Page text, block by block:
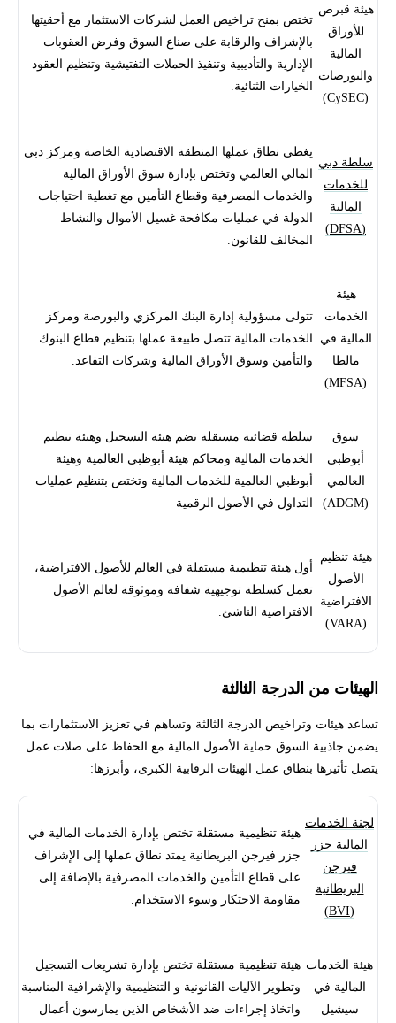
هيئة قبرص
للأوراق
المالية
والبورصات
(CySEC)
تختص بمنح تراخيص العمل لشركات الاستثمار مع أحقيتها
بالإشراف والرقابة على صناع السوق وفرض العقوبات
الإدارية والتأديبية وتنفيذ الحملات التفتيشية وتنظيم العقود
الخيارات الثنائية.
سلطة دبي
للخدمات
المالية
(DFSA)
يغطي نطاق عملها المنطقة الاقتصادية الخاصة ومركز دبي
المالي العالمي وتختص بإدارة سوق الأوراق المالية
والخدمات المصرفية وقطاع التأمين مع تغطية احتياجات
الدولة في عمليات مكافحة غسيل الأموال والنشاط
المخالف للقانون.
هيئة
الخدمات
المالية في
مالطا
(MFSA)
تتولى مسؤولية إدارة البنك المركزي والبورصة ومركز
الخدمات المالية تتصل طبيعة عملها بتنظيم قطاع البنوك
والتأمين وسوق الأوراق المالية وشركات التقاعد.
سوق
أبوظبي
العالمي
(ADGM)
سلطة قضائية مستقلة تضم هيئة التسجيل وهيئة تنظيم
الخدمات المالية ومحاكم هيئة أبوظبي العالمية وهيئة
أبوظبي العالمية للخدمات المالية وتختص بتنظيم عمليات
التداول في الأصول الرقمية
هيئة تنظيم
الأصول
الافتراضية
(VARA)
أول هيئة تنظيمية مستقلة في العالم للأصول الافتراضية،
تعمل كسلطة توجيهية شفافة وموثوقة لعالم الأصول
الافتراضية الناشئ.
الهيئات من الدرجة الثالثة
تساعد هيئات وتراخيص الدرجة الثالثة وتساهم في تعزيز الاستثمارات بما
يضمن جاذبية السوق حماية الأصول المالية مع الحفاظ على صلات عمل
يتصل تأثيرها بنطاق عمل الهيئات الرقابية الكبرى، وأبرزها:
لجنة الخدمات
المالية جزر
فيرجن
البريطانية
(BVI)
هيئة تنظيمية مستقلة تختص بإدارة الخدمات المالية في
جزر فيرجن البريطانية يمتد نطاق عملها إلى الإشراف
على قطاع التأمين والخدمات المصرفية بالإضافة إلى
مقاومة الاحتكار وسوء الاستخدام.
هيئة الخدمات
المالية في
سيشيل
هيئة تنظيمية مستقلة تختص بإدارة تشريعات التسجيل
وتطوير الآليات القانونية و التنظيمية والإشرافية المناسبة
واتخاذ إجراءات ضد الأشخاص الذين يمارسون أعمال